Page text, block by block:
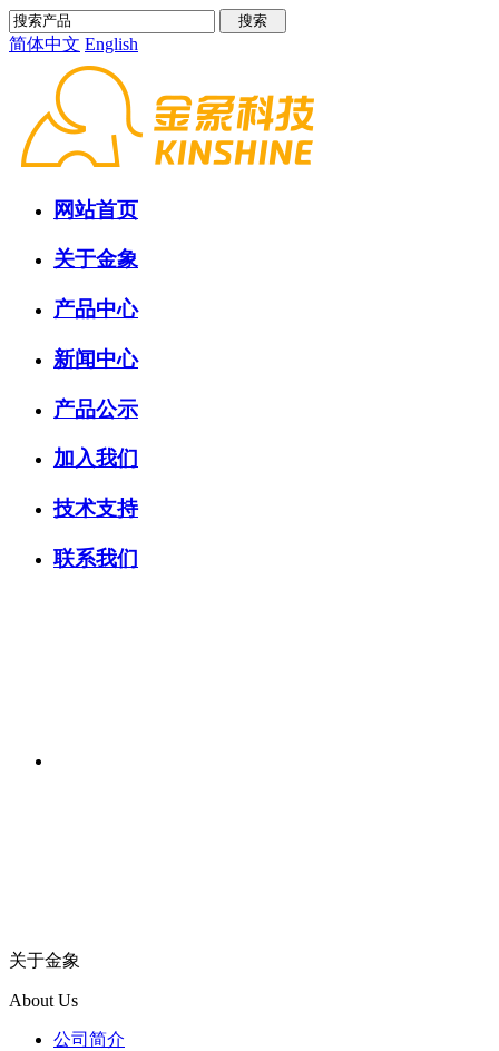
简体中文 English
网站首页
关于金象
产品中心
新闻中心
产品公示
加入我们
技术支持
联系我们
关于金象
About Us
公司简介